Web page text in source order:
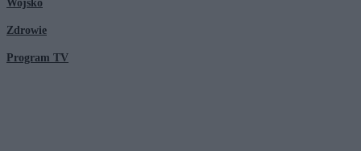
Wojsko
Zdrowie
Program TV